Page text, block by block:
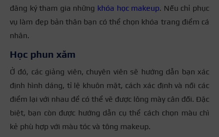
đăng ký tham gia những khóa học makeup. Nếu chỉ phục
vụ làm đẹp bản thân bạn có thể chọn khóa trang điểm cá
nhân.
Học phun xăm
Ở đó, các giảng viên, chuyên viên sẽ hướng dẫn bạn xác
định hình dáng, tỉ lệ khuôn mặt, cách xác định và nối các
điểm lại với nhau để có thể vẽ được lông mày cân đối. Đặc
biệt, bạn còn được hướng dẫn cụ thể cách chọn màu chì
kẻ phù hợp với màu tóc và tông makeup.